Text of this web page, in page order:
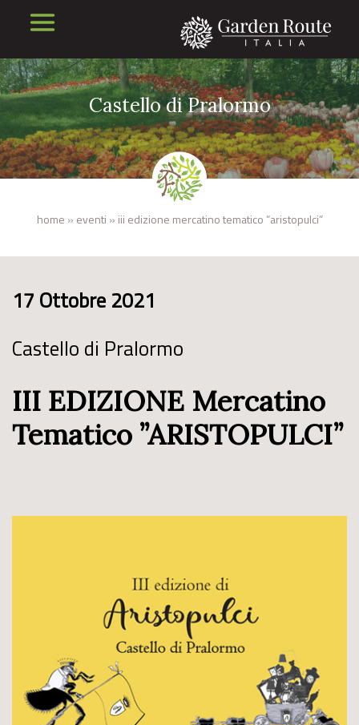
Castello di Pralormo
home » eventi » iii edizione mercatino tematico ”aristopulci”
17 Ottobre 2021
Castello di Pralormo
III EDIZIONE Mercatino
Tematico ”ARISTOPULCI”